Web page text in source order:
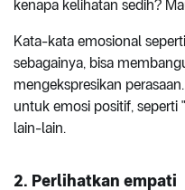
kenapa kelihatan sedih?
Kata-kata emosional
sebagainya, bisa
mengekspresikan
untuk emosi positif, seperti
lain-lain.
2. Perlihatkan empati